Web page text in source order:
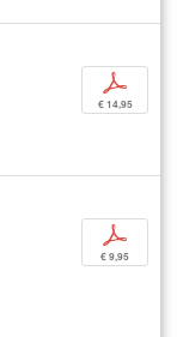
p
€ 14,95
p
€ 9,95